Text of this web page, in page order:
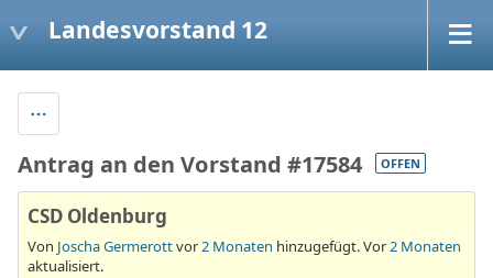
Landesvorstand 12
Antrag an den Vorstand #17584 OFFEN
CSD Oldenburg
Von Joscha Germerottvor2 Monaten hinzugefügt. Vor2 Monaten
aktualisiert.